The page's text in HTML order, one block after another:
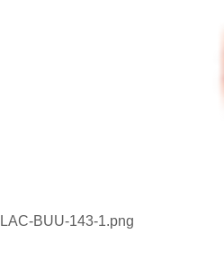
LAC-BUU-143-1.png